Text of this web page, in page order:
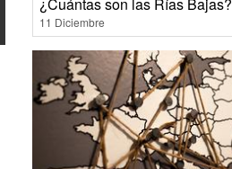
¿Cuántas son las Rías Bajas?
11 Diciembre